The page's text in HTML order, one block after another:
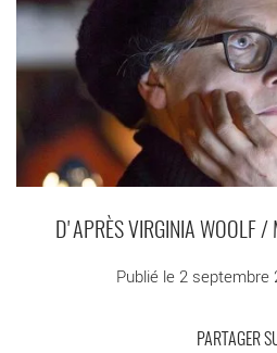
D'APRÈS VIRGINIA WOOLF /
Publié le 2 septembre
PARTAGER